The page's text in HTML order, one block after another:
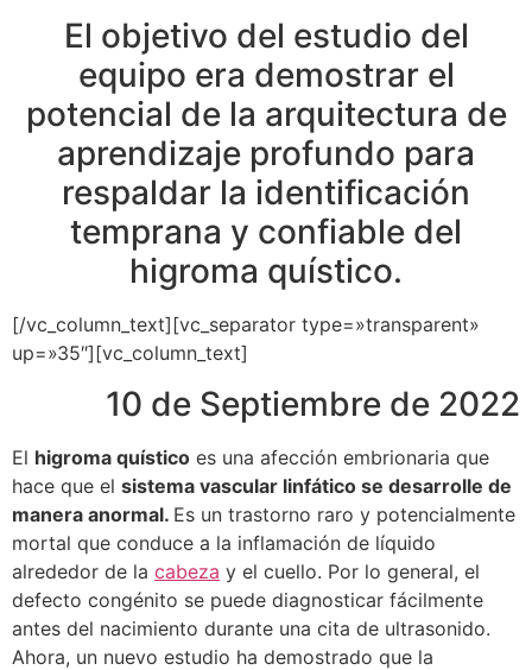
El objetivo del estudio del
equipo era demostrar el
potencial de la arquitectura de
aprendizaje profundo para
respaldar la identificación
temprana y confiable del
higroma quístico.
[/vc_column_text][vc_separator type=»transparent»
up=»35″][vc_column_text]
10 de Septiembre de 2022
El higroma quístico es una afección embrionaria que
hace que el sistema vascular linfático se desarrolle de
manera anormal. Es un trastorno raro y potencialmente
mortal que conduce a la inflamación de líquido
alrededor de la cabeza y el cuello. Por lo general, el
defecto congénito se puede diagnosticar fácilmente
antes del nacimiento durante una cita de ultrasonido.
Ahora, un nuevo estudio ha demostrado que la